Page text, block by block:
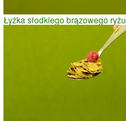
Łyżka słodkiego brązowego ryżu